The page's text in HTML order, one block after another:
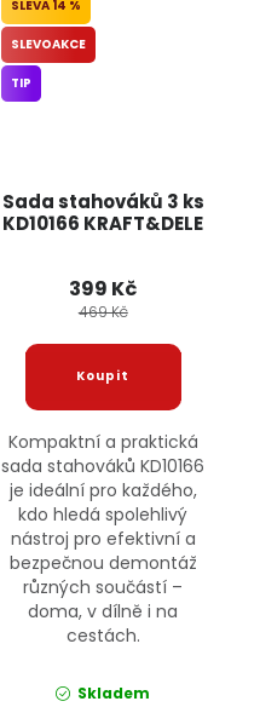
Sada stahováků 3 ks
KD10166 KRAFT&DELE
14 %
SLEVOAKCE
TIP
399 Kč
469 Kč
Kompaktní a praktická
sada stahováků KD10166
je ideální pro každého,
kdo hledá spolehlivý
nástroj pro efektivní a
bezpečnou demontáž
různých součástí –
doma, v dílně i na
cestách.
Skladem